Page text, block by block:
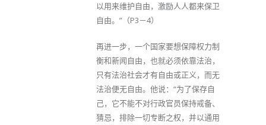
以用来维护自由，激励人人都来保卫
自由。”（P3－4）
再进一步，一个国家要想保障权力制
衡和新闻自由，也就必须依靠法治，
只有法治社会才有自由或正义，而无
法治便无自由。他说：“为了保存自
己，它不能不对行政官员保持戒备、
猜忌，排除一切专断之权，并以通用